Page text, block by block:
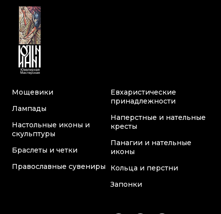
Мощевики
Лампады
Настольные иконы и
скульптуры
Браслеты и четки
Православные сувениры
Евхаристические
принадлежности
Наперстные и нательные
кресты
Панагии и нательные
иконы
Кольца и перстни
Запонки